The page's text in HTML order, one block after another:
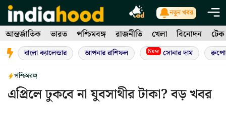
Skip
to
content
নতুন খবর
আন্তর্জাতিক ভারত পশ্চিমবঙ্গ রাজনীতি খেলা বিনোদন টেক
বাংলা ক্যালেন্ডার আপনার রাশিফল New সোনার দাম
পশ্চিমবঙ্গ
এপ্রিলে ঢুকবে না যুবসাথীর টাকা? বড় খবর